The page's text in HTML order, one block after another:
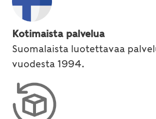
Kotimaista palvelua
Suomalaista luotettavaa
vuodesta 1994.